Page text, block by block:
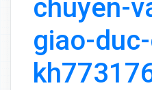
chuyen-
giao-